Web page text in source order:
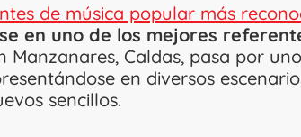
de música popular más
en uno de los mejores
Manzanares, Caldas, pasa por
en diversos
sencillos.